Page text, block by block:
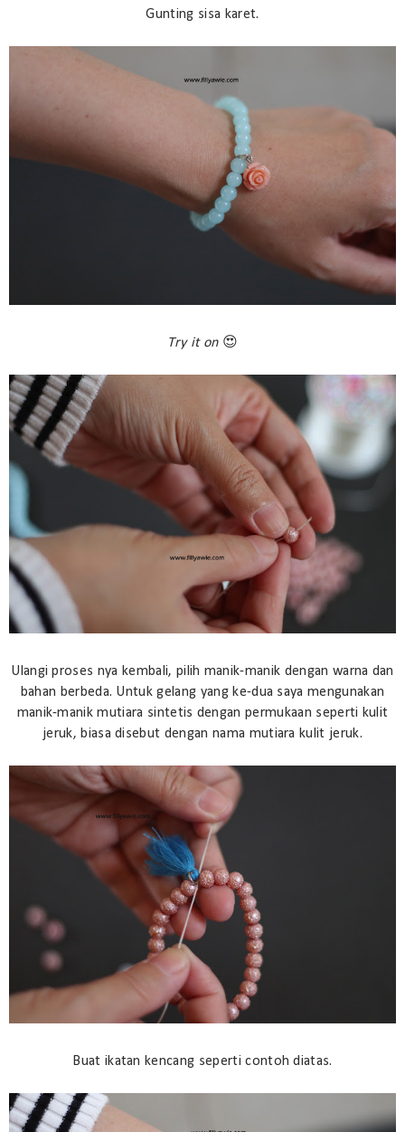
Gunting sisa karet.
Try it on😍
Ulangi proses nya kembali, pilih manik-manik dengan warna dan
bahan berbeda. Untuk gelang yang ke-dua saya mengunakan
manik-manik mutiara sintetis dengan permukaan seperti kulit
jeruk, biasa disebut dengan nama mutiara kulit jeruk.
Buat ikatan kencang seperti contoh diatas.